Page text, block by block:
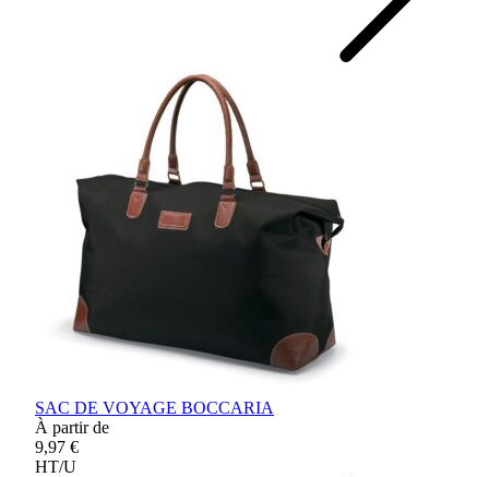
SAC DE VOYAGE BOCCARIA
À partir de
9,97 €
HT/U